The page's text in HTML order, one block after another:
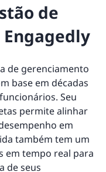
de
Engagedly
de gerenciamento
base em décadas
Seu
permite alinhar
em
também tem um
em tempo real para
de seus